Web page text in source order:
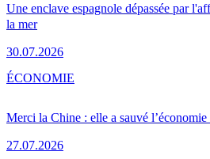
Une enclave espagnole dépassée par
la mer
30.07.2026
Merci la Chine : elle a sauvé
27.07.2026
ÉCONOMIE